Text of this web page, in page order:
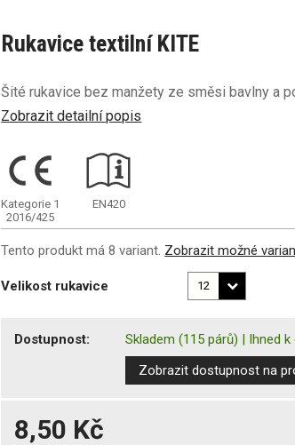
Rukavice textilní KITE
Šité rukavice bez manžety ze směsi bavlny a
Zobrazit detailní popis
Kategorie 1
2016/425
EN420
Tento produkt má 8 variant. Zobrazit možné
Velikost rukavice
Dostupnost: Skladem (115 párů) | Ihned k
Zobrazit dostupnost na
8,50 Kč